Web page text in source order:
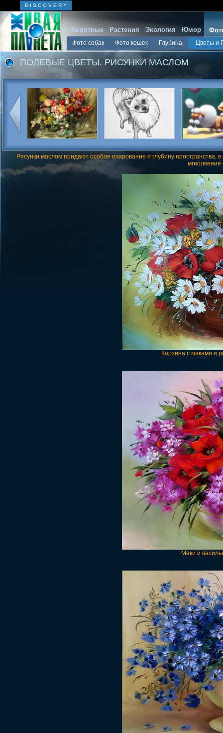
D I S C O V E R Y
Животные Растения Экология Юмор
Фото собак Фото кошек Глубина Цветы и
ПОЛЕВЫЕ ЦВЕТЫ. РИСУНКИ МАСЛОМ
Рисунки маслом придают особое очарование и глубину
мгнолвение
Корзина с маками и
Маки и